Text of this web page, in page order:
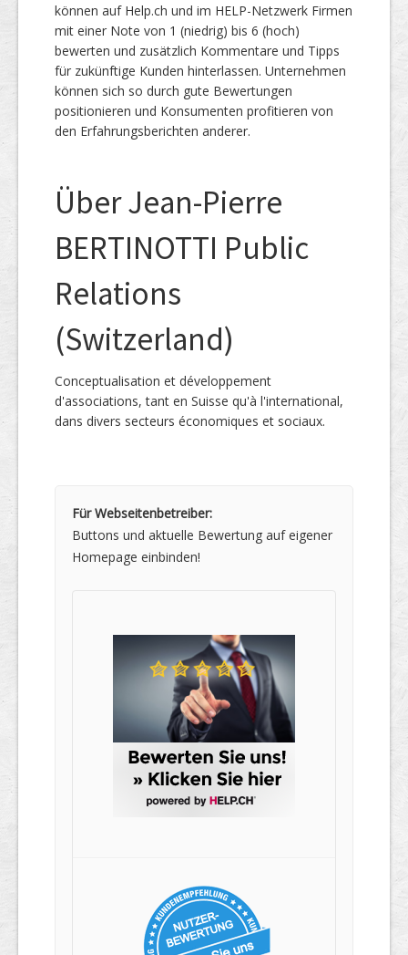
können auf Help.ch und im HELP-Netzwerk Firmen
mit einer Note von 1 (niedrig) bis 6 (hoch)
bewerten und zusätzlich Kommentare und Tipps
für zukünftige Kunden hinterlassen. Unternehmen
können sich so durch gute Bewertungen
positionieren und Konsumenten profitieren von
den Erfahrungsberichten anderer.
Über Jean-Pierre
BERTINOTTI Public
Relations
(Switzerland)
Conceptualisation et développement
d'associations, tant en Suisse qu'à l'international,
dans divers secteurs économiques et sociaux.
Für Webseitenbetreiber:
Buttons und aktuelle Bewertung auf eigener
Homepage einbinden!